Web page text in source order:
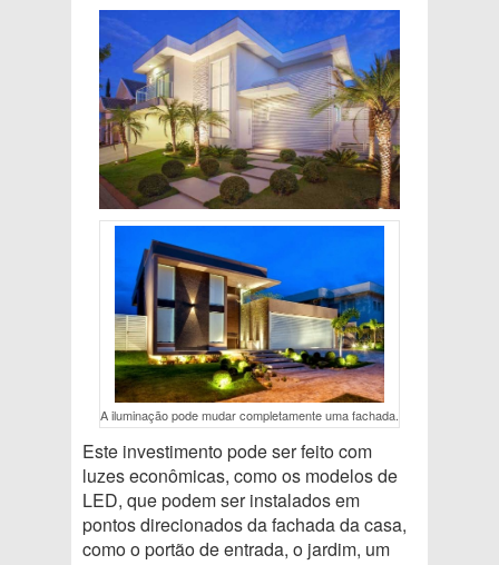
A iluminação pode mudar completamente uma fachada.
Este investimento pode ser feito com
luzes econômicas, como os modelos de
LED, que podem ser instalados em
pontos direcionados da fachada da casa,
como o portão de entrada, o jardim, um